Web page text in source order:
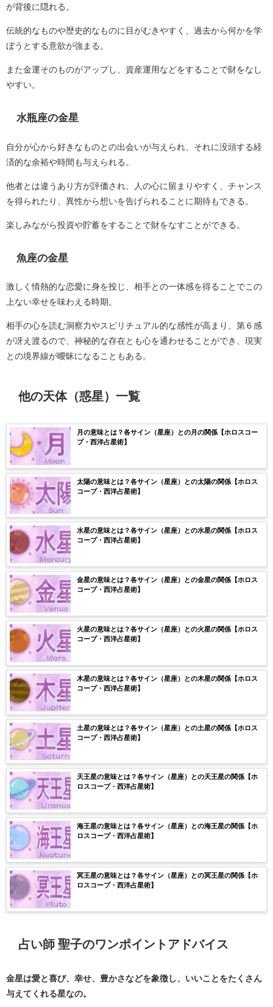
が背後に隠れる。
伝統的なものや歴史的なものに目がむきやすく、過去から何かを学
ぼうとする意欲が強まる。
また金運そのものがアップし、資産運用などをすることで財をなし
やすい。
水瓶座の金星
自分が心から好きなものとの出会いが与えられ、それに没頭する経
済的な余裕や時間も与えられる。
他者とは違うあり方が評価され、人の心に留まりやすく、チャンス
を得られたり、異性から想いを告げられることに期待もできる。
楽しみながら投資や貯蓄をすることで財をなすことができる。
魚座の金星
激しく情熱的な恋愛に身を投じ、相手との一体感を得ることでこの
上ない幸せを味わえる時期。
相手の心を読む洞察力やスピリチュアル的な感性が高まり、第６感
が冴え渡るので、神秘的な存在とも心を通わせることができ、現実
との境界線が曖昧になることもある。
他の天体（惑星）一覧
月の意味とは？各サイン（星座）との月の関係【ホロスコー
プ・西洋占星術】
太陽の意味とは？各サイン（星座）との太陽の関係【ホロス
コープ・西洋占星術】
水星の意味とは？各サイン（星座）との水星の関係【ホロス
コープ・西洋占星術】
金星の意味とは？各サイン（星座）との金星の関係【ホロス
コープ・西洋占星術】
火星の意味とは？各サイン（星座）との火星の関係【ホロス
コープ・西洋占星術】
木星の意味とは？各サイン（星座）との木星の関係【ホロス
コープ・西洋占星術】
土星の意味とは？各サイン（星座）との土星の関係【ホロス
コープ・西洋占星術】
天王星の意味とは？各サイン（星座）との天王星の関係【ホ
ロスコープ・西洋占星術】
海王星の意味とは？各サイン（星座）との海王星の関係【ホ
ロスコープ・西洋占星術】
冥王星の意味とは？各サイン（星座）との冥王星の関係【ホ
ロスコープ・西洋占星術】
占い師 聖子のワンポイントアドバイス
金星は愛と喜び、幸せ、豊かさなどを象徴し、いいことをたくさん
与えてくれる星なの。